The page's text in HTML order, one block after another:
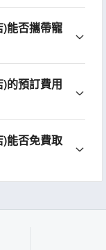
能否攜帶寵
的預訂費用
能否免費取